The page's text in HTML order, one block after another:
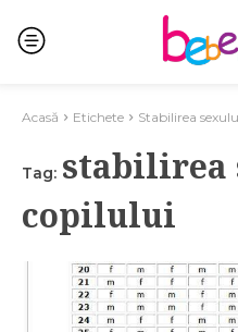
Acasă Etichete Stabilirea
Tag: stabilirea
copilului